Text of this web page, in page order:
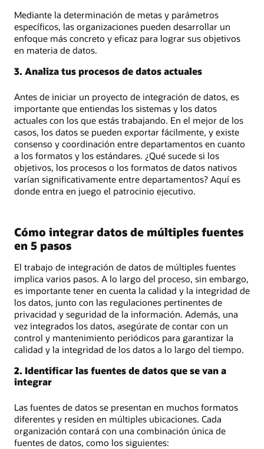
Mediante la determinación de metas y parámetros
específicos, las organizaciones pueden desarrollar un
enfoque más concreto y eficaz para lograr sus objetivos
en materia de datos.
3. Analiza tus procesos de datos actuales
Antes de iniciar un proyecto de integración de datos, es
importante que entiendas los sistemas y los datos
actuales con los que estás trabajando. En el mejor de los
casos, los datos se pueden exportar fácilmente, y existe
consenso y coordinación entre departamentos en cuanto
a los formatos y los estándares. ¿Qué sucede si los
objetivos, los procesos o los formatos de datos nativos
varían significativamente entre departamentos? Aquí es
donde entra en juego el patrocinio ejecutivo.
Cómo integrar datos de múltiples fuentes
en 5 pasos
El trabajo de integración de datos de múltiples fuentes
implica varios pasos. A lo largo del proceso, sin embargo,
es importante tener en cuenta la calidad y la integridad de
los datos, junto con las regulaciones pertinentes de
privacidad y seguridad de la información. Además, una
vez integrados los datos, asegúrate de contar con un
control y mantenimiento periódicos para garantizar la
calidad y la integridad de los datos a lo largo del tiempo.
2. Identificar las fuentes de datos que se van a
integrar
Las fuentes de datos se presentan en muchos formatos
diferentes y residen en múltiples ubicaciones. Cada
organización contará con una combinación única de
fuentes de datos, como los siguientes: